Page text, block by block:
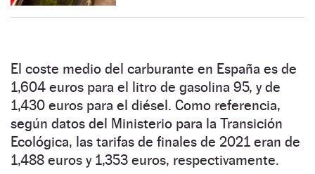
El coste medio del carburante en España es de
1,604 euros para el litro de gasolina 95, y de
1,430 euros para el diésel. Como referencia,
según datos del Ministerio para la Transición
Ecológica, las tarifas de finales de 2021 eran de
1,488 euros y 1,353 euros, respectivamente.